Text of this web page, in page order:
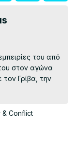
του από
στον αγώνα
Γρίβα, την
& Conflict